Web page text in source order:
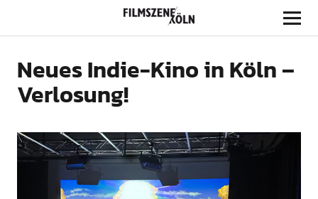
Filmszene Köln
Neues Indie-Kino in Köln –
Verlosung!